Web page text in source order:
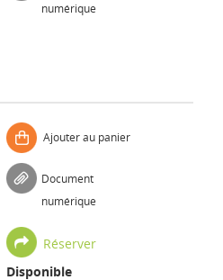
numérique
Ajouter au panier
Document
numérique
Réserver
Disponible